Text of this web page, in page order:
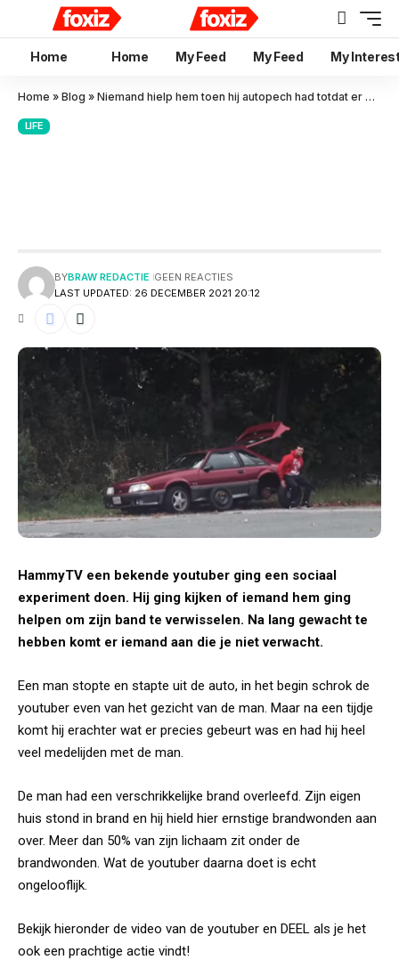
Home Home My Feed My Feed My
Home » Blog » Niemand hielp hem toen hij autopech had totdat er dit gebeurde
LIFE
LAST UPDATED: 26 DECEMBER 2021 20:12
BYBRAW REDACTIE GEEN REACTIES
HammyTV een bekende youtuber ging een sociaal
experiment doen. Hij ging kijken of iemand hem ging
helpen om zijn band te verwisselen. Na lang gewacht te
hebben komt er iemand aan die je niet verwacht.
Een man stopte en stapte uit de auto, in het begin schrok de
youtuber even van het gezicht van de man. Maar na een tijdje
komt hij erachter wat er precies gebeurt was en had hij heel
veel medelijden met de man.
De man had een verschrikkelijke brand overleefd. Zijn eigen
huis stond in brand en hij hield hier ernstige brandwonden aan
over. Meer dan 50% van zijn lichaam zit onder de
brandwonden. Wat de youtuber daarna doet is echt
ongelooflijk.
Bekijk hieronder de video van de youtuber en DEEL als je het
ook een prachtige actie vindt!